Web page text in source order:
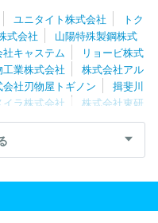
ユニタイト株式会社
トク
式会社
山陽特殊製鋼株式
キャステム
リョービ株式
業株式会社
株式会社アル
会社刃物屋トギノン
揖斐川
イラ株式会社
株式会社東研
式会社フセラシ
共英製鋼株
アーレスティ
住友電気工業
製鋼所
ツキオカフィルム